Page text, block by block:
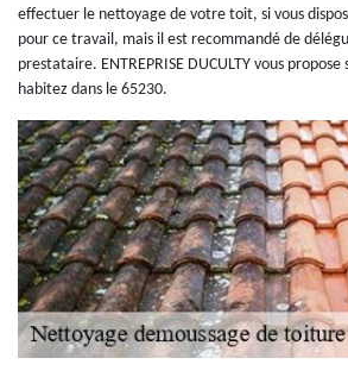
effectuer le nettoyage de votre toit, si vous
pour ce travail, mais il est recommandé de
prestataire. ENTREPRISE DUCULTY vous propose
habitez dans le 65230.